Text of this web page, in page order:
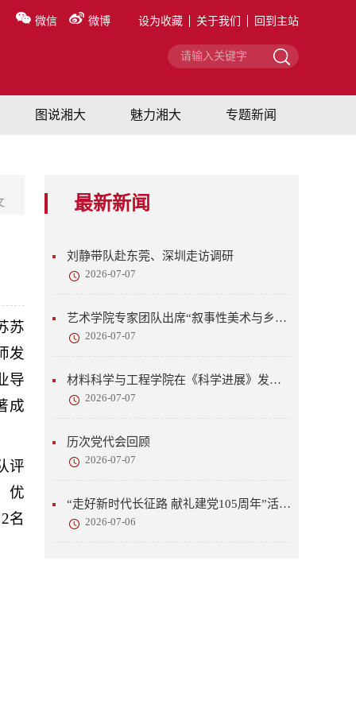
微信 微博 设为收藏 关于我们 回到主站
图说湘大 魅力湘大 专题新闻
最新新闻
刘静带队赴东莞、深圳走访调研
2026-07-07
艺术学院专家团队出席“叙事性美术与乡村美育”研讨会
2026-07-07
材料科学与工程学院在《科学进展》发表研究成果
2026-07-07
历次党代会回顾
2026-07-07
“走好新时代长征路 献礼建党105周年”活动开展
2026-07-06
苏
发
导
成
评
优
名